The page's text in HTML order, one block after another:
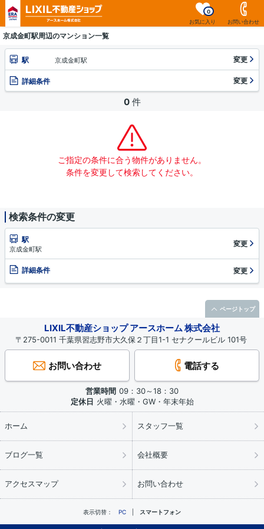
お気に入り
0
お問い合わせ
京成金町駅周辺のマンション一覧
駅 京成金町駅 変更
詳細条件 変更
0 件
ご指定の条件に合う物件がありません。
条件を変更して検索してください。
検索条件の変更
駅
京成金町駅
変更
詳細条件 変更
LIXIL不動産ショップ アースホーム 株式会社
〒275-0011 千葉県習志野市大久保２丁目1-1 セナクールビル 101号
お問い合わせ 電話する
営業時間 09：30～18：30
定休日 火曜・水曜・GW・年末年始
ホーム スタッフ一覧
ブログ一覧 会社概要
アクセスマップ お問い合わせ
表示切替： PC スマートフォン
ページトップ